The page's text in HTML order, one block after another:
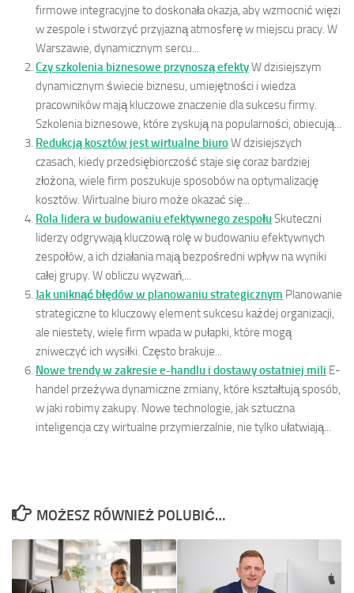
firmowe integracyjne to doskonała okazja, aby wzmocnić więzi
w zespole i stworzyć przyjazną atmosferę w miejscu pracy. W
Warszawie, dynamicznym sercu...
Czy szkolenia biznesowe przynoszą efektyW dzisiejszym
dynamicznym świecie biznesu, umiejętności i wiedza
pracowników mają kluczowe znaczenie dla sukcesu firmy.
Szkolenia biznesowe, które zyskują na popularności, obiecują...
Redukcją kosztów jest wirtualne biuroW dzisiejszych
czasach, kiedy przedsiębiorczość staje się coraz bardziej
złożona, wiele firm poszukuje sposobów na optymalizację
kosztów. Wirtualne biuro może okazać się...
Rola lidera w budowaniu efektywnego zespołuSkuteczni
liderzy odgrywają kluczową rolę w budowaniu efektywnych
zespołów, a ich działania mają bezpośredni wpływ na wyniki
całej grupy. W obliczu wyzwań,...
Jak uniknąć błędów w planowaniu strategicznym Planowanie
strategiczne to kluczowy element sukcesu każdej organizacji,
ale niestety, wiele firm wpada w pułapki, które mogą
zniweczyć ich wysiłki. Często brakuje...
Nowe trendy w zakresie e-handlu i dostawy ostatniej mili E-
handel przeżywa dynamiczne zmiany, które kształtują sposób,
w jaki robimy zakupy. Nowe technologie, jak sztuczna
inteligencja czy wirtualne przymierzalnie, nie tylko ułatwiają...
MOŻESZ RÓWNIEŻ POLUBIĆ…